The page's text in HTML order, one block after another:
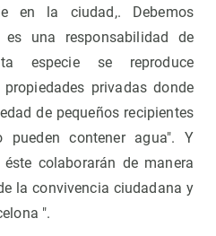
en la ciudad,. Debemos
una responsabilidad de
especie se reproduce
privadas donde
de pequeños recipientes
contener agua". Y
colaborarán de manera
la convivencia ciudadana y
".